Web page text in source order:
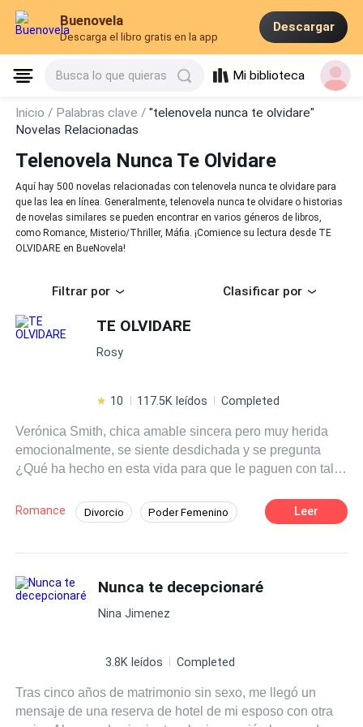
Buenovela
Descarga el libro gratis en la app
Descargar
Busca lo que quieras Mi biblioteca
Inicio / Palabras clave /"telenovela nunca te olvidare"
Novelas Relacionadas
Telenovela Nunca Te Olvidare
Aquí hay 500 novelas relacionadas con telenovela nunca te olvidare para
que las lea en línea. Generalmente, telenovela nunca te olvidare o historias
de novelas similares se pueden encontrar en varios géneros de libros,
como Romance, Misterio/Thriller, Máfia. ¡Comience su lectura desde TE
OLVIDARE en BueNovela!
Filtrar por Clasificar por
TE OLVIDARE
Rosy
10 117.5K leídos Completed
Verónica Smith, chica amable sincera pero muy herida
emocionalmente, se siente desdichada y se pregunta
¿Qué ha hecho en esta vida para que le paguen con tal
quien conoce se alejen de ella? Es traicionada por su
familia quienes la han usado, resulto ser el peón de un
creyendo que su vida por fin encontraba la luz, pero en
vez de eso encontró el desprecio e infidelidades de su
esposo Dimitri Collen. Pero ante la tempestad viene la
cambios significativos a su vida, entre ellos Gregory
el amor? Y cuando eso suceda, Dimitri ¿tendrá el valor
de pedir perdón? ¿Verónica lo perdonará? La
Romance Divorcio Poder Femenino Leer
Nunca te decepcionaré
Nina Jimenez
3.8K leídos Completed
Tras cinco años de matrimonio sin sexo, me llegó un
mensaje de una reserva de hotel de mi esposo con otra